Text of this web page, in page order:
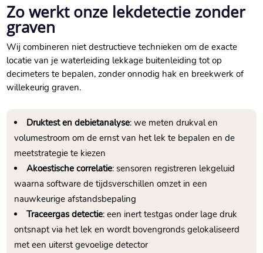
Zo werkt onze lekdetectie zonder
graven
Wij combineren niet destructieve technieken om de exacte
locatie van je waterleiding lekkage buitenleiding tot op
decimeters te bepalen, zonder onnodig hak en breekwerk of
willekeurig graven.
Druktest en debietanalyse: we meten drukval en
volumestroom om de ernst van het lek te bepalen en de
meetstrategie te kiezen
Akoestische correlatie: sensoren registreren lekgeluid
waarna software de tijdsverschillen omzet in een
nauwkeurige afstandsbepaling
Traceergas detectie: een inert testgas onder lage druk
ontsnapt via het lek en wordt bovengronds gelokaliseerd
met een uiterst gevoelige detector